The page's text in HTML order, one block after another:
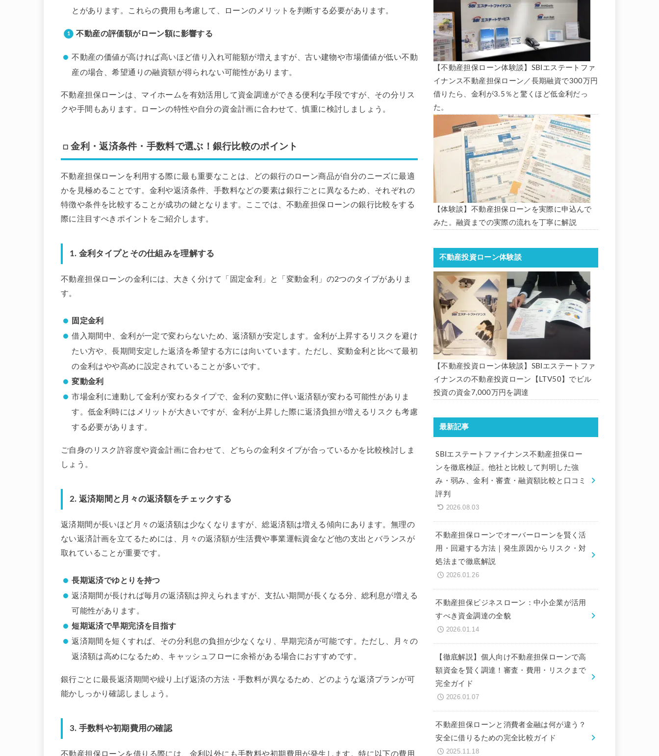
とがあります。これらの費用も考慮して、ローンのメリットを判断する必要があります。
不動産の評価額がローン額に影響する
不動産の価値が高ければ高いほど借り入れ可能額が増えますが、古い建物や市場価値が低い不動
産の場合、希望通りの融資額が得られない可能性があります。
不動産担保ローンは、マイホームを有効活用して資金調達ができる便利な手段ですが、その分リス
クや手間もあります。ローンの特性や自分の資金計画に合わせて、慎重に検討しましょう。
□ 金利・返済条件・手数料で選ぶ！銀行比較のポイント
不動産担保ローンを利用する際に最も重要なことは、どの銀行のローン商品が自分のニーズに最適
かを見極めることです。金利や返済条件、手数料などの要素は銀行ごとに異なるため、それぞれの
特徴や条件を比較することが成功の鍵となります。ここでは、不動産担保ローンの銀行比較をする
際に注目すべきポイントをご紹介します。
1. 金利タイプとその仕組みを理解する
不動産担保ローンの金利には、大きく分けて「固定金利」と「変動金利」の2つのタイプがありま
す。
固定金利
借入期間中、金利が一定で変わらないため、返済額が安定します。金利が上昇するリスクを避け
たい方や、長期間安定した返済を希望する方には向いています。ただし、変動金利と比べて最初
の金利はやや高めに設定されていることが多いです。
変動金利
市場金利に連動して金利が変わるタイプで、金利の変動に伴い返済額が変わる可能性がありま
す。低金利時にはメリットが大きいですが、金利が上昇した際に返済負担が増えるリスクも考慮
する必要があります。
ご自身のリスク許容度や資金計画に合わせて、どちらの金利タイプが合っているかを比較検討しま
しょう。
2. 返済期間と月々の返済額をチェックする
返済期間が長いほど月々の返済額は少なくなりますが、総返済額は増える傾向にあります。無理の
ない返済計画を立てるためには、月々の返済額が生活費や事業運転資金など他の支出とバランスが
取れていることが重要です。
長期返済でゆとりを持つ
返済期間が長ければ毎月の返済額は抑えられますが、支払い期間が長くなる分、総利息が増える
可能性があります。
短期返済で早期完済を目指す
返済期間を短くすれば、その分利息の負担が少なくなり、早期完済が可能です。ただし、月々の
返済額は高めになるため、キャッシュフローに余裕がある場合におすすめです。
銀行ごとに最長返済期間や繰り上げ返済の方法・手数料が異なるため、どのような返済プランが可
能かしっかり確認しましょう。
3. 手数料や初期費用の確認
不動産担保ローンを借りる際には、金利以外にも手数料や初期費用が発生します。特に以下の費用
【不動産担保ローン体験談】SBIエステートファ
イナンス不動産担保ローン／長期融資で300万円
借りたら、金利が3.5％と驚くほど低金利だっ
た。
【体験談】不動産担保ローンを実際に申込んで
みた。融資までの実際の流れを丁寧に解説
不動産投資ローン体験談
【不動産投資ローン体験談】SBIエステートファ
イナンスの不動産投資ローン【LTV50】でビル
投資の資金7,000万円を調達
最新記事
SBIエステートファイナンス不動産担保ロー
ンを徹底検証。他社と比較して判明した強
み・弱み、金利・審査・融資額比較と口コミ
評判
2026.08.03
不動産担保ローンでオーバーローンを賢く活
用・回避する方法｜発生原因からリスク・対
処法まで徹底解説
2026.01.26
不動産担保ビジネスローン：中小企業が活用
すべき資金調達の全貌
2026.01.14
【徹底解説】個人向け不動産担保ローンで高
額資金を賢く調達！審査・費用・リスクまで
完全ガイド
2026.01.07
不動産担保ローンと消費者金融は何が違う？
安全に借りるための完全比較ガイド
2025.11.18